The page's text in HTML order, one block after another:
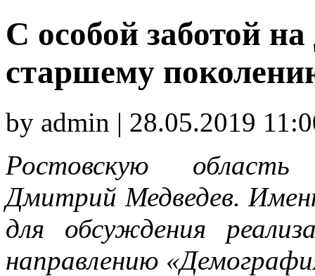
С особой заботой
старшему
by admin | 28.05.2019
Ростовскую область
Дмитрий Медведев.
для обсуждения
направлению